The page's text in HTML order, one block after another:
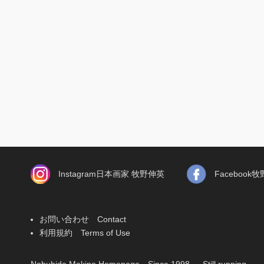
Instagram日本画家 牧野伸英 Facebook牧
お問い合わせ Contact
利用規約 Terms of Use